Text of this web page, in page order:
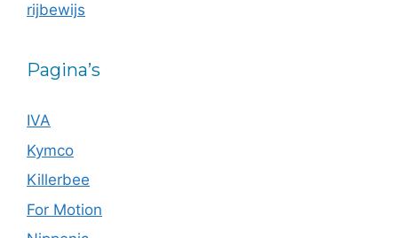
rijbewijs
Pagina’s
IVA
Kymco
Killerbee
For Motion